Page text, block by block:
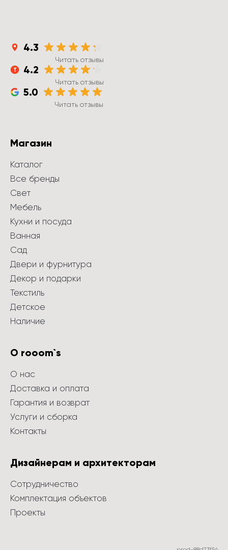
4.3
Читать отзывы
4.2
Читать отзывы
5.0
Читать отзывы
Магазин
Каталог
Все бренды
Свет
Мебель
Кухни и посуда
Ванная
Сад
Двери и фурнитура
Декор и подарки
Текстиль
Детское
Наличие
О rooom`s
О нас
Доставка и оплата
Гарантия и возврат
Услуги и сборка
Контакты
Дизайнерам и архитекторам
Сотрудничество
Комплектация объектов
Проекты